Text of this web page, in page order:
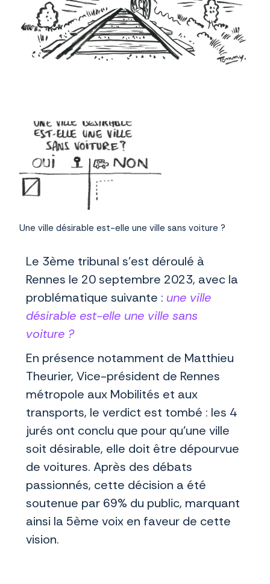
Une ville désirable est-elle une ville sans voiture ?
Le 3ème tribunal s’est déroulé à
Rennes le 20 septembre 2023, avec la
problématique suivante : une ville
désirable est-elle une ville sans
voiture ?
En présence notamment de Matthieu
Theurier, Vice-président de Rennes
métropole aux Mobilités et aux
transports, le verdict est tombé : les 4
jurés ont conclu que pour qu’une ville
soit désirable, elle doit être dépourvue
de voitures. Après des débats
passionnés, cette décision a été
soutenue par 69% du public, marquant
ainsi la 5ème voix en faveur de cette
vision.